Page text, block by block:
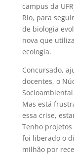
campus da
Rio, para
de biologia
nova que
ecologia.
Concursado,
docentes, o
Mas está
essa crise,
Tenho
foi liberado o
milhão por